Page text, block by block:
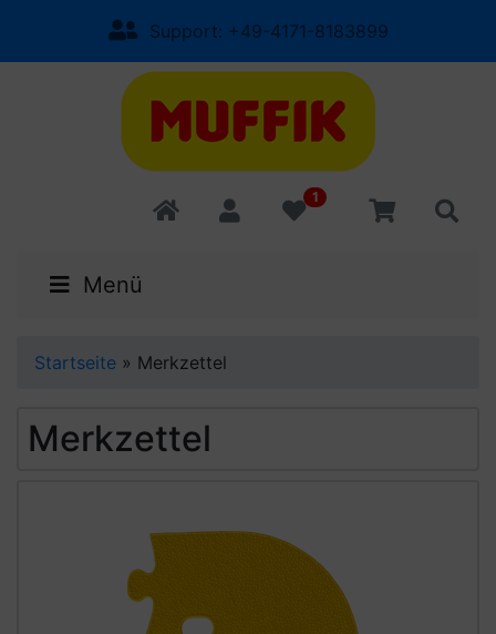
Support: +49-4171-8183899
1
Menü
Startseite » Merkzettel
Merkzettel